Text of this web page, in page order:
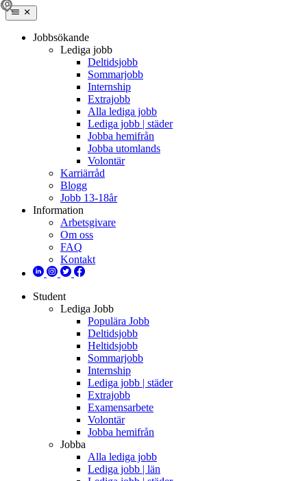
Jobbsökande
Lediga jobb
Deltidsjobb
Sommarjobb
Internship
Extrajobb
Alla lediga jobb
Lediga jobb | städer
Jobba hemifrån
Jobba utomlands
Volontär
Karriärråd
Blogg
Jobb 13-18år
Information
Arbetsgivare
Om oss
FAQ
Kontakt
Student
Lediga Jobb
Populära Jobb
Deltidsjobb
Heltidsjobb
Sommarjobb
Internship
Lediga jobb | städer
Extrajobb
Examensarbete
Volontär
Jobba hemifrån
Jobba
Alla lediga jobb
Lediga jobb | län